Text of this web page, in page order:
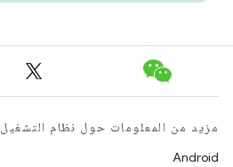
مزيد من المعلومات حول نظام التشغيل ANDROID
Android